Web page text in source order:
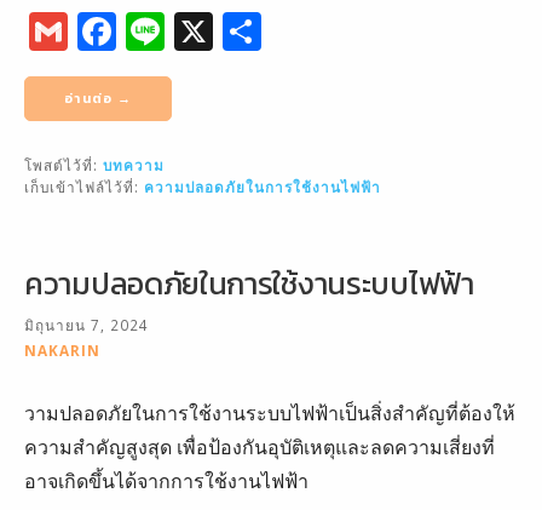
G
m
ai
l
F
a
c
e
b
o
k
Li
n
e
X
อ่านต่อ →
โพสต์ไว้ที่: บทความ
เก็บเข้าไฟล์ไว้ที่: ความปลอดภัยในการใช้งานไฟฟ้า
ความปลอดภัยในการใช้งานระบบไฟฟ้า
มิถุนายน 7, 2024
NAKARIN
วามปลอดภัยในการใช้งานระบบไฟฟ้าเป็นสิ่งสำคัญที่ต้องให้
ความสำคัญสูงสุด เพื่อป้องกันอุบัติเหตุและลดความเสี่ยงที่
อาจเกิดขึ้นได้จากการใช้งานไฟฟ้า